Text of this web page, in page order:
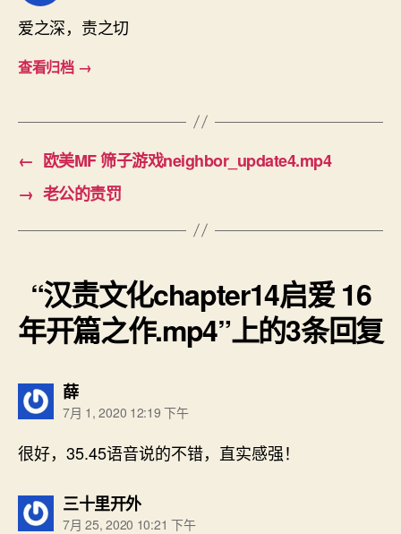
爱之深，责之切
查看归档 →
← 欧美MF 筛子游戏neighbor_update4.mp4
→ 老公的责罚
“汉责文化chapter14启爱 16
年开篇之作.mp4”上的3条回复
薛说：
7月 1, 2020 12:19 下午
很好，35.45语音说的不错，直实感强！
三十里开外说：
7月 25, 2020 10:21 下午